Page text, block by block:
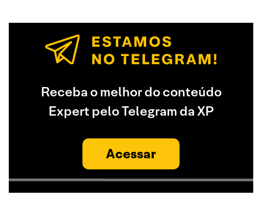
Receba o melhor do conteúdo
Expert pelo Telegram da XP
Acessar